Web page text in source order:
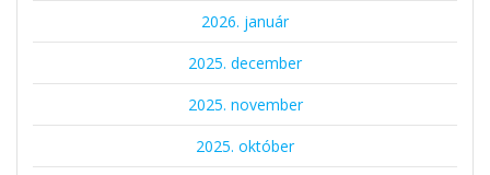
2026. január
2025. december
2025. november
2025. október